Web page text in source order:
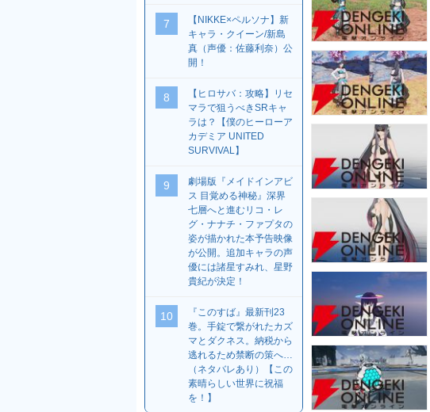
7
【NIKKE×ペルソナ】新
キャラ・クイーン/新島
真（声優：佐藤利奈）公
開！
8
【ヒロサバ：攻略】リセ
マラで狙うべきSRキャ
ラは？【僕のヒーローア
カデミア UNITED
SURVIVAL】
9
劇場版『メイドインアビ
ス 目覚める神秘』深界
七層へと進むリコ・レ
グ・ナナチ・ファプタの
姿が描かれた本予告映像
が公開。追加キャラの声
優には諸星すみれ、星野
貴紀が決定！
10
『このすば』最新刊23
巻。手錠で繋がれたカズ
マとダクネス。納税から
逃れるため禁断の策へ…
（ネタバレあり）【この
素晴らしい世界に祝福
を！】